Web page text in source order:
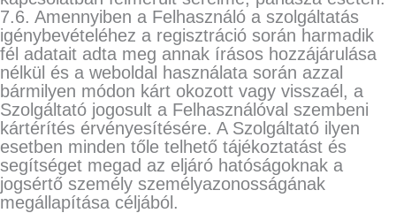
7.6. Amennyiben a Felhasználó a szolgáltatás
igénybevételéhez a regisztráció során harmadik
fél adatait adta meg annak írásos hozzájárulása
nélkül és a weboldal használata során azzal
bármilyen módon kárt okozott vagy visszaél, a
Szolgáltató jogosult a Felhasználóval szembeni
kártérítés érvényesítésére. A Szolgáltató ilyen
esetben minden tőle telhető tájékoztatást és
segítséget megad az eljáró hatóságoknak a
jogsértő személy személyazonosságának
megállapítása céljából.